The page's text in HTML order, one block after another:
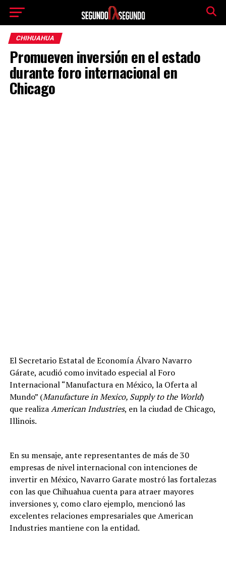
CHIHUAHUA
Promueven inversión en el estado
durante foro internacional en
Chicago
El Secretario Estatal de Economía Álvaro Navarro
Gárate, acudió como invitado especial al Foro
Internacional “Manufactura en México, la Oferta al
Mundo” (Manufacture in Mexico, Supply to the World)
que realizaAmerican Industries, en la ciudad de Chicago,
Illinois.
En su mensaje, ante representantes de más de 30
empresas de nivel internacional con intenciones de
invertir en México, Navarro Garate mostró las fortalezas
con las que Chihuahua cuenta para atraer mayores
inversiones y, como claro ejemplo, mencionó las
excelentes relaciones empresariales que American
Industries mantiene con la entidad.